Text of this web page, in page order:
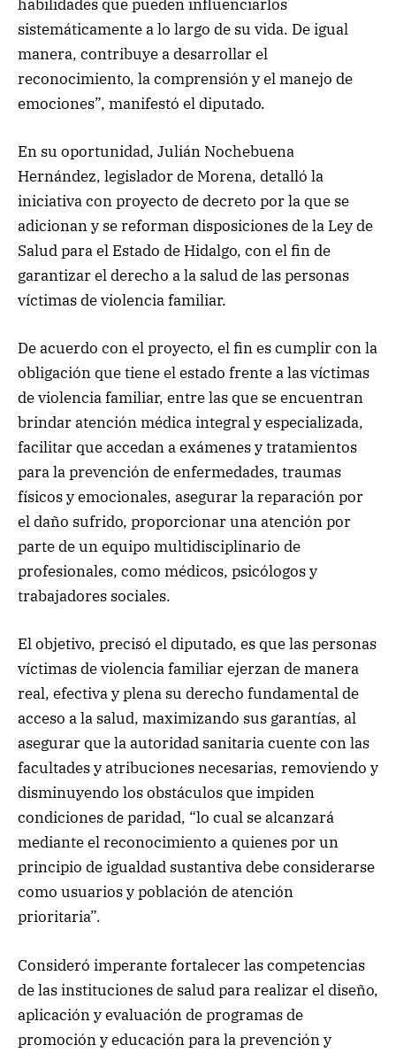
habilidades que pueden influenciarlos
sistemáticamente a lo largo de su vida. De igual
manera, contribuye a desarrollar el
reconocimiento, la comprensión y el manejo de
emociones”, manifestó el diputado.
En su oportunidad, Julián Nochebuena
Hernández, legislador de Morena, detalló la
iniciativa con proyecto de decreto por la que se
adicionan y se reforman disposiciones de la Ley de
Salud para el Estado de Hidalgo, con el fin de
garantizar el derecho a la salud de las personas
víctimas de violencia familiar.
De acuerdo con el proyecto, el fin es cumplir con la
obligación que tiene el estado frente a las víctimas
de violencia familiar, entre las que se encuentran
brindar atención médica integral y especializada,
facilitar que accedan a exámenes y tratamientos
para la prevención de enfermedades, traumas
físicos y emocionales, asegurar la reparación por
el daño sufrido, proporcionar una atención por
parte de un equipo multidisciplinario de
profesionales, como médicos, psicólogos y
trabajadores sociales.
El objetivo, precisó el diputado, es que las personas
víctimas de violencia familiar ejerzan de manera
real, efectiva y plena su derecho fundamental de
acceso a la salud, maximizando sus garantías, al
asegurar que la autoridad sanitaria cuente con las
facultades y atribuciones necesarias, removiendo y
disminuyendo los obstáculos que impiden
condiciones de paridad, “lo cual se alcanzará
mediante el reconocimiento a quienes por un
principio de igualdad sustantiva debe considerarse
como usuarios y población de atención
prioritaria”.
Consideró imperante fortalecer las competencias
de las instituciones de salud para realizar el diseño,
aplicación y evaluación de programas de
promoción y educación para la prevención y